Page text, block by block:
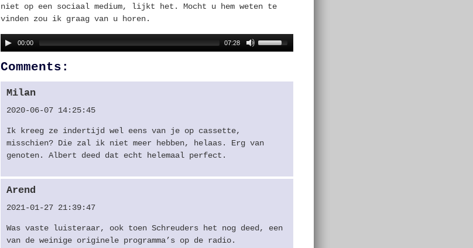
niet op een sociaal medium, lijkt het. Mocht u hem weten te
vinden zou ik graag van u horen.
00:00 07:28
Comments:
Milan
2020-06-07 14:25:45
Ik kreeg ze indertijd wel eens van je op cassette,
misschien? Die zal ik niet meer hebben, helaas. Erg van
genoten. Albert deed dat echt helemaal perfect.
Arend
2021-01-27 21:39:47
Was vaste luisteraar, ook toen Schreuders het nog deed, een
van de weinige originele programma’s op de radio.